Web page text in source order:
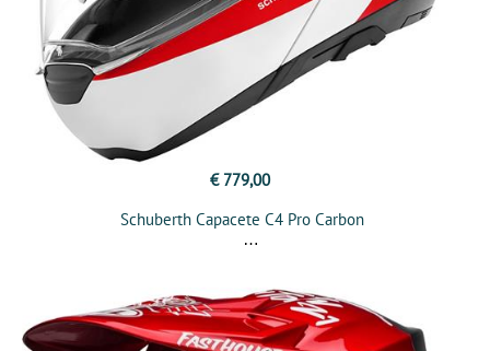
€ 779,00
Schuberth Capacete C4 Pro Carbon